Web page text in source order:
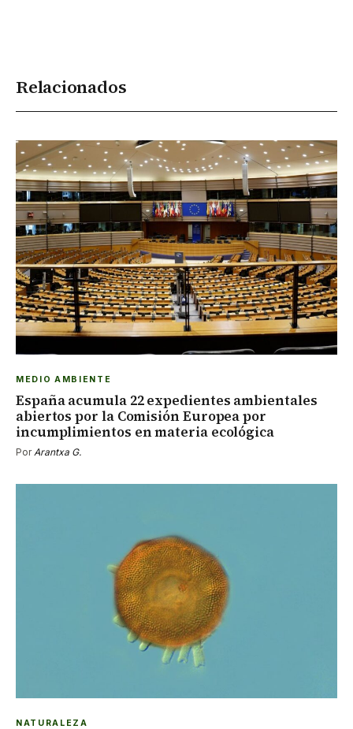
Relacionados
MEDIO AMBIENTE
España acumula 22 expedientes ambientales
abiertos por la Comisión Europea por
incumplimientos en materia ecológica
Por Arantxa G.
NATURALEZA